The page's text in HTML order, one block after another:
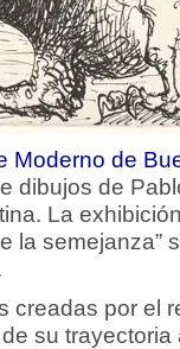
Moderno de
dibujos de
La
la semejanza”
creadas por el
su